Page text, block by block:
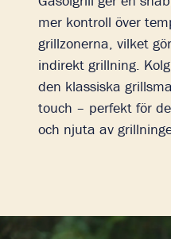
mer kontroll över
grillzonerna, vilket
indirekt grillning.
den klassiska
touch – perfekt för
och njuta av